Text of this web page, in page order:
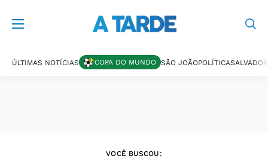
ÚLTIMAS NOTÍCIAS COPA DO MUNDO SÃO JOÃOPOLÍTICASALVADOR
VOCÊ BUSCOU: